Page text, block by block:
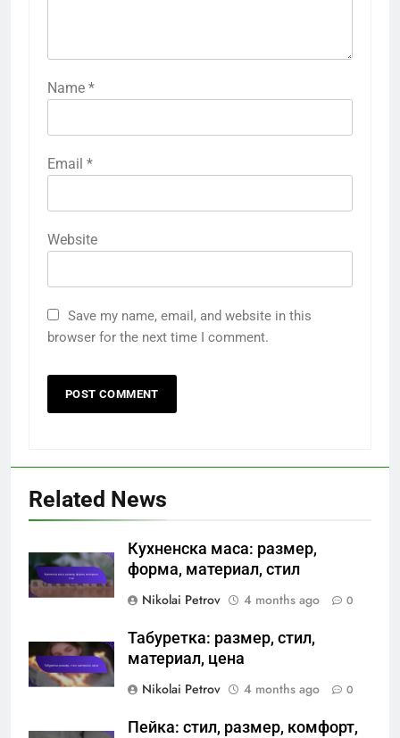
Name *
Email *
Website
Save my name, email, and website in this
browser for the next time I comment.
Related News
Кухненска маса: размер,
форма, материал, стил
Nikolai Petrov
4 months ago 0
Табуретка: размер, стил,
материал, цена
Nikolai Petrov
4 months ago 0
Пейка: стил, размер, комфорт,